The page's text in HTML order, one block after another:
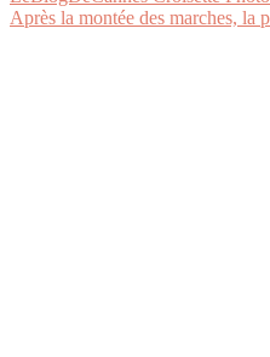
Après la montée des marches, la